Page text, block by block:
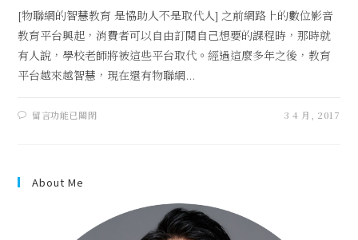
[物聯網的智慧教育 是協助人不是取代人] 之前網路上的數位影音
教育平台興起，消費者可以自由訂閱自己想要的課程時，那時就
有人說，學校老師將被這些平台取代。經過這麼多年之後，教育
平台越來越智慧，現在還有物聯網...
留言功能已關閉 3 4 月, 2017
About Me